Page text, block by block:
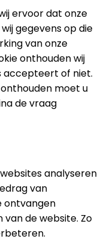
ervoor dat onze
gegevens op die
van onze
onthouden wij
accepteert of niet.
moet u
de vraag
analyseren
van
ontvangen
de website. Zo